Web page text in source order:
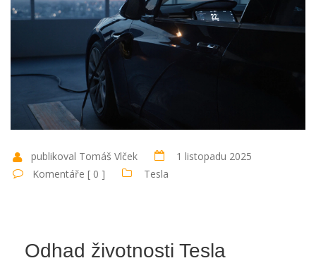
publikoval Tomáš Vlček
1 listopadu 2025
Komentáře [ 0 ]
Tesla
Odhad životnosti Tesla